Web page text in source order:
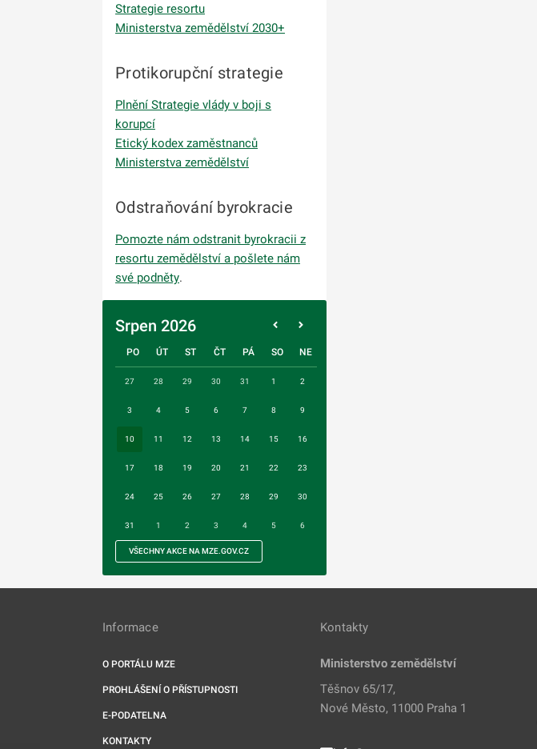
Strategie resortu
Ministerstva zemědělství 2030+
Protikorupční strategie
Plnění Strategie vlády v boji s
korupcí
Etický kodex zaměstnanců
Ministerstva zemědělství
Odstraňování byrokracie
Pomozte nám odstranit byrokracii z
resortu zemědělství a pošlete nám
své podněty.
Srpen 2026
PO ÚT ST ČT PÁ SO NE
27 28 29 30 31 1 2
3 4 5 6 7 8 9
10 11 12 13 14 15 16
17 18 19 20 21 22 23
24 25 26 27 28 29 30
31 1 2 3 4 5 6
VŠECHNY AKCE NA MZE.GOV.CZ
Informace
O PORTÁLU MZE
PROHLÁŠENÍ O PŘÍSTUPNOSTI
E-PODATELNA
KONTAKTY
Kontakty
Ministerstvo zemědělství
Těšnov 65/17,
Nové Město, 11000 Praha 1